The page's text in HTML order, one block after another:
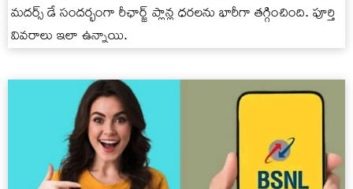
మదర్స్ డే సందర్భంగా రీఛార్జ్ ప్లాన్ల ధరలను భారీగా తగ్గించింది. పూర్తి
వివరాలు ఇలా ఉన్నాయి.